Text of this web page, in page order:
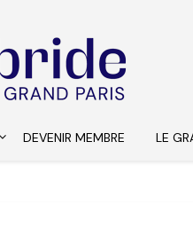
DEVENIR MEMBRE LE